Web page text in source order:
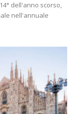
dell'anno scorso,
nell'annuale